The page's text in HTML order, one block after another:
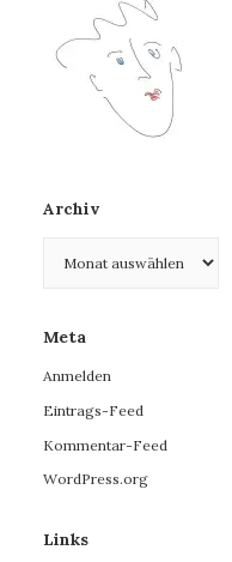
Archiv
Meta
Anmelden
Eintrags-Feed
Kommentar-Feed
WordPress.org
Links